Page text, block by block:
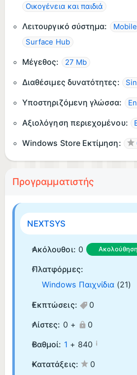
Οικογένεια και παιδιά
Λειτουργικό σύστημα: Mobile
Surface Hub
Μέγεθος: 27 Mb
Διαθέσιμες δυνατότητες:
Υποστηριζόμενη γλώσσα:
Αξιολόγηση περιεχομένου:
Windows Store Εκτίμηση:
Προγραμματιστής
NEXTSYS
Ακόλουθοι: 0 Ακολούθηση
Πλατφόρμες:
Windows Παιχνίδια (21)
Εκπτώσεις:
0
Λίστες: 0 +
0
Βαθμοί: 1 + 840 ¡
Κατατάξεις:
0